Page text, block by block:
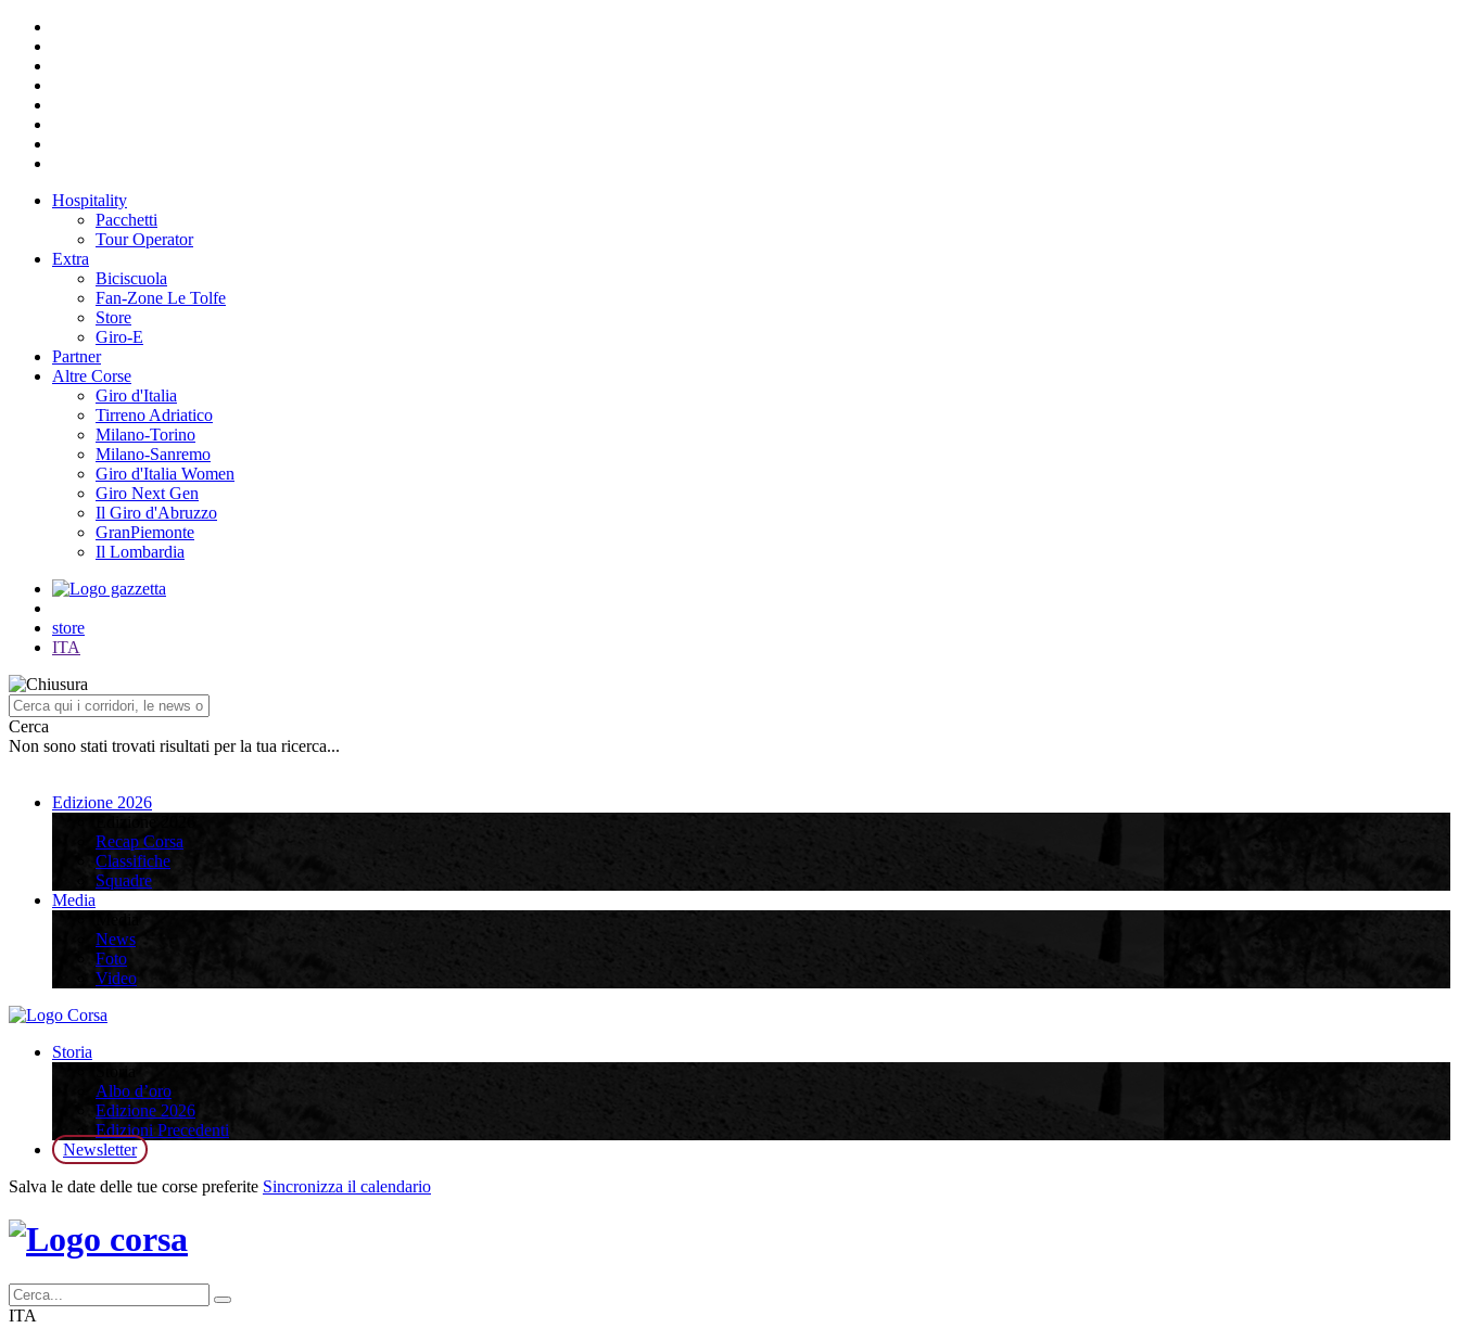
Hospitality
Pacchetti
Tour Operator
Extra
Biciscuola
Fan-Zone Le Tolfe
Store
Giro-E
Partner
Altre Corse
Giro d'Italia
Tirreno Adriatico
Milano-Torino
Milano-Sanremo
Giro d'Italia Women
Giro Next Gen
Il Giro d'Abruzzo
GranPiemonte
Il Lombardia
store
ITA
Cerca
Non sono stati trovati risultati per la tua ricerca...
Edizione 2026
Recap Corsa
Classifiche
Squadre
Media
News
Foto
Video
Storia
Albo d’oro
Edizione 2026
Edizioni Precedenti
Newsletter
Salva le date delle tue corse preferite Sincronizza il calendario
ITA